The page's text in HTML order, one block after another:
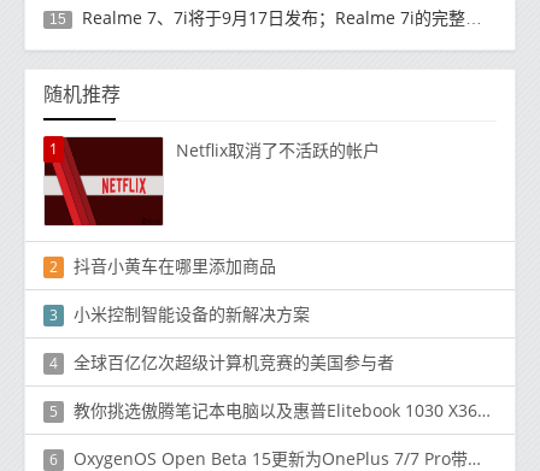
15 Realme 7、7i将于9月17日发布；Realme 7i的完整规格并导致泄漏
随机推荐
1 Netflix取消了不活跃的帐户
2 抖音小黄车在哪里添加商品
3 小米控制智能设备的新解决方案
4 全球百亿亿次超级计算机竞赛的美国参与者
5 教你挑选傲腾笔记本电脑以及惠普Elitebook 1030 X360 G3如何
6 OxygenOS Open Beta 15更新为OnePlus 7/7 Pro带来了黑暗模式切换